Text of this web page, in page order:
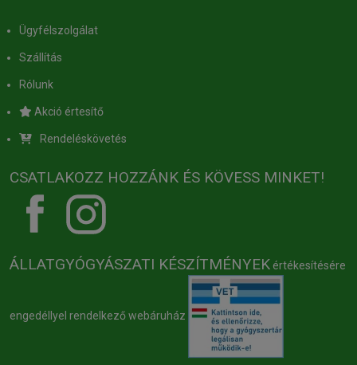
Ügyfélszolgálat
Szállítás
Rólunk
Akció értesítő
Rendeléskövetés
CSATLAKOZZ HOZZÁNK ÉS KÖVESS MINKET!
ÁLLATGYÓGYÁSZATI KÉSZÍTMÉNYEK értékesítésére
engedéllyel rendelkező webáruház